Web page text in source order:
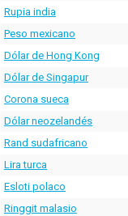
Rupia india
Peso mexicano
Dólar de Hong Kong
Dólar de Singapur
Corona sueca
Dólar neozelandés
Rand sudafricano
Lira turca
Esloti polaco
Ringgit malasio